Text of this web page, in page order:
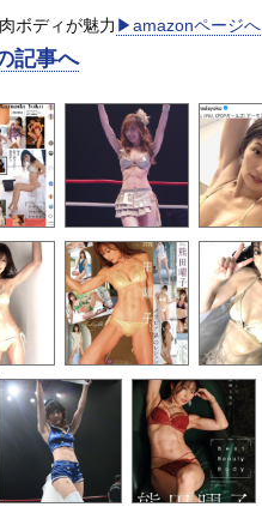
ボディが魅力 ▶︎amazonページへ
記事へ